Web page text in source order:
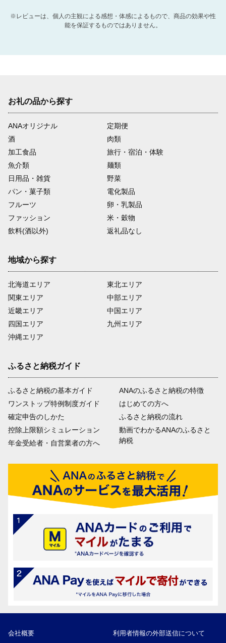
※レビューは、個人の主観による感想・体感によるもので、商品の効果や性
能を保証するものではありません。
お礼の品から探す
ANAオリジナル
定期便
酒
肉類
加工食品
旅行・宿泊・体験
魚介類
麺類
日用品・雑貨
野菜
パン・菓子類
電化製品
フルーツ
卵・乳製品
ファッション
米・穀物
飲料(酒以外)
返礼品なし
地域から探す
北海道エリア
関東エリア
近畿エリア
四国エリア
沖縄エリア
東北エリア
中部エリア
中国エリア
九州エリア
ふるさと納税ガイド
ふるさと納税の基本ガイド
ワンストップ特例制度ガイド
確定申告のしかた
控除上限額シミュレーション
年金受給者・自営業者の方へ
ANAのふるさと納税の特徴
はじめての方へ
ふるさと納税の流れ
動画でわかるANAのふるさと
納税
会社概要
利用者情報の外部送信について